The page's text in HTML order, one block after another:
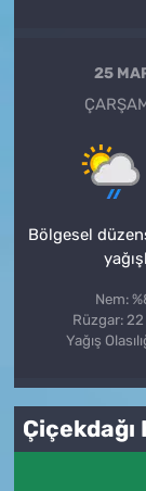
25
Bölgesel
Nem:
Rüzgar:
Yağış